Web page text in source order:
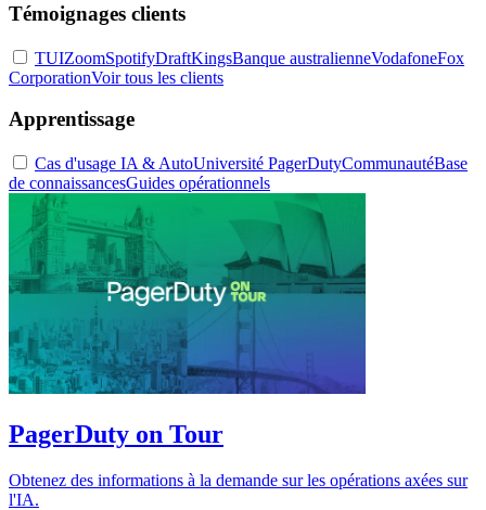
Témoignages clients
TUIZoomSpotifyDraftKingsBanque australienneVodafoneFox
CorporationVoir tous les clients
Apprentissage
Cas d'usage IA & AutoUniversité PagerDutyCommunautéBase
de connaissancesGuides opérationnels
PagerDuty on Tour
Obtenez des informations à la demande sur les opérations axées sur
l'IA.